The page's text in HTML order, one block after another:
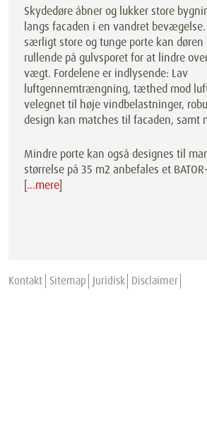
Skydedøre åbner og lukker store
langs facaden i en vandret
særligt store og tunge porte kan døren
rullende på gulvsporet for at lindre
vægt. Fordelene er indlysende: Lav
luftgennemtrængning, tæthed mod
velegnet til høje vindbelastninger,
design kan matches til facaden, samt
Mindre porte kan også designes til
størrelse på 35 m2 anbefales et
[…mere]
Kontakt Sitemap Juridisk Disclaimer